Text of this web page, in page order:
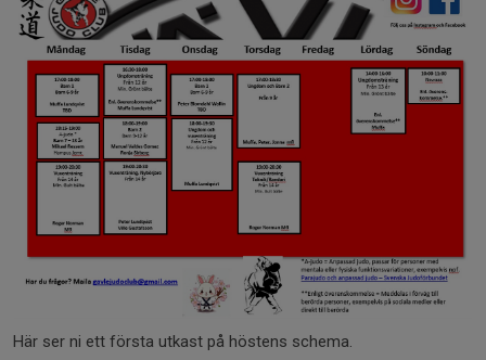
Här ser ni ett första utkast på höstens schema.